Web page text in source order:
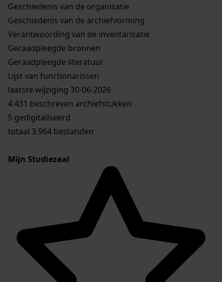
Geschiedenis van de organisatie
Geschiedenis van de archiefvorming
Verantwoording van de inventarisatie
Geraadpleegde bronnen
Geraadpleegde literatuur
Lijst van functionarissen
laatste wijziging 30-06-2026
4.431 beschreven archiefstukken
5 gedigitaliseerd
totaal 3.964 bestanden
Mijn Studiezaal